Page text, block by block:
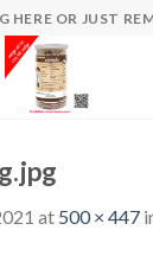
HERE OR JUST
at 500 × 447